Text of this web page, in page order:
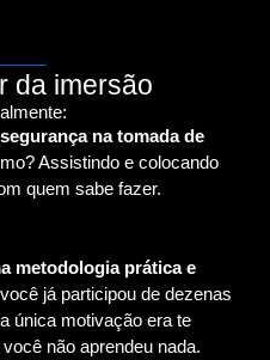
da imersão
na tomada de
Assistindo e colocando
quem sabe fazer.
metodologia prática e
já participou de dezenas
única motivação era te
não aprendeu nada.